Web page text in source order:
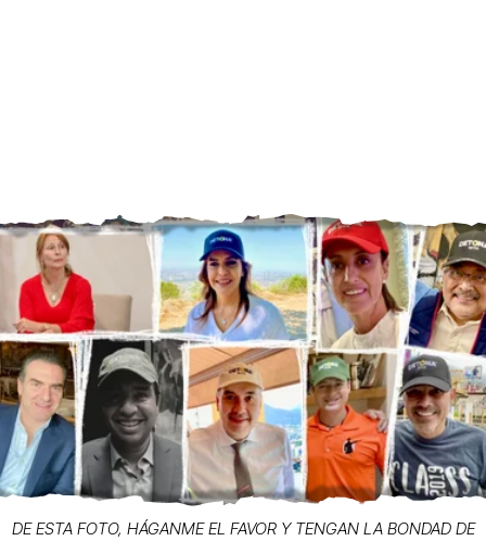
DE ESTA FOTO, HÁGANME EL FAVOR Y TENGAN LA BONDAD DE